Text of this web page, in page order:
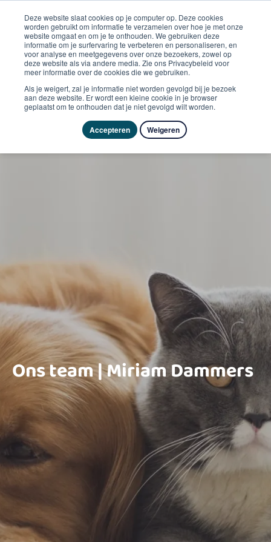
Deze website slaat cookies op je computer op. Deze cookies
worden gebruikt om informatie te verzamelen over hoe je met onze
website omgaat en om je te onthouden. We gebruiken deze
informatie om je surfervaring te verbeteren en personaliseren, en
voor analyse en meetgegevens over onze bezoekers, zowel op
deze website als via andere media. Zie ons Privacybeleid voor
meer informatie over de cookies die we gebruiken.
Als je weigert, zal je informatie niet worden gevolgd bij je bezoek
aan deze website. Er wordt een kleine cookie in je browser
geplaatst om te onthouden dat je niet gevolgd wilt worden.
Accepteren Weigeren
Ons team | Miriam Dammers